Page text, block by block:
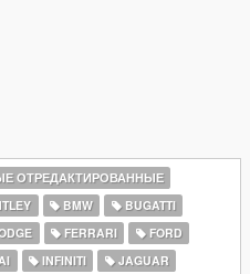
ОТРЕДАКТИРОВАННЫЕ
BMW
BUGATTI
FERRARI
FORD
INFINITI
JAGUAR